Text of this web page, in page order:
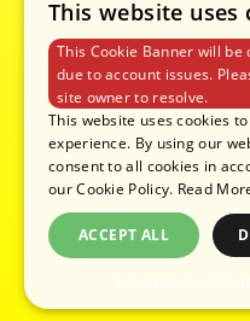
COPYRIGHT © 2025
This website uses
This Cookie Banner will be
due to account issues.
site owner to resolve.
This website uses cookies
experience. By using our
consent to all cookies in
our Cookie Policy. Read
ACCEPT ALL